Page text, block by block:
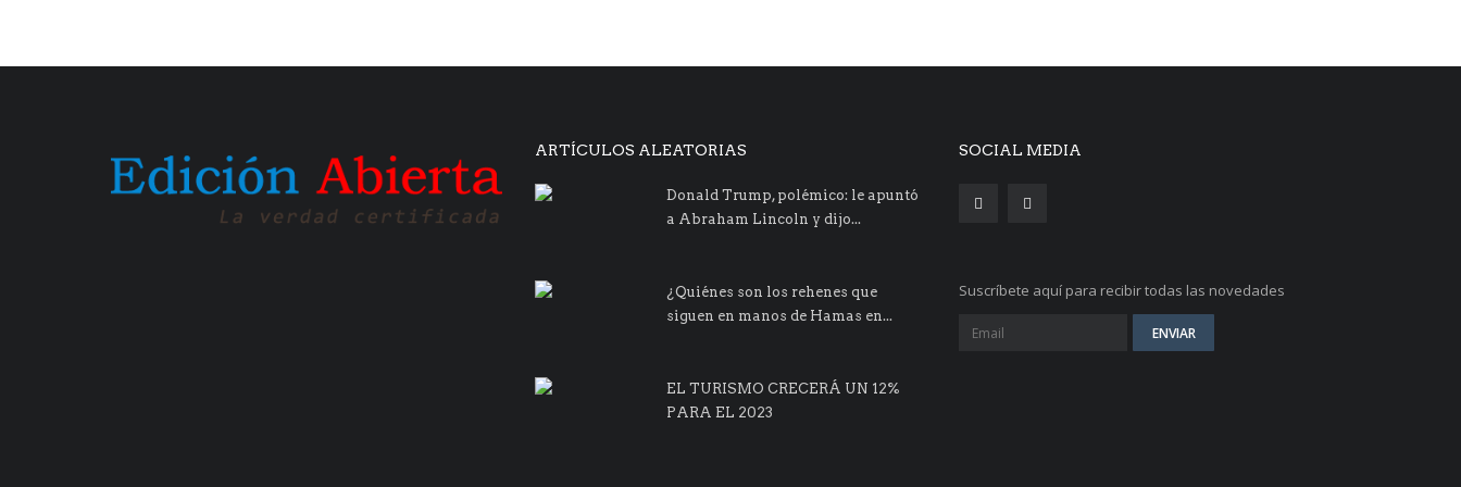
ARTÍCULOS ALEATORIAS
Donald Trump, polémico: le apuntó
a Abraham Lincoln y dijo...
¿Quiénes son los rehenes que
siguen en manos de Hamas en...
EL TURISMO CRECERÁ UN 12%
PARA EL 2023
SOCIAL MEDIA
Suscríbete aquí para recibir todas las novedades